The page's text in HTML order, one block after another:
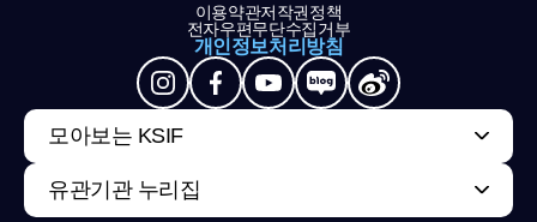
이용약관저작권정책
전자우편무단수집거부
개인정보처리방침
모아보는 KSIF
유관기관 누리집